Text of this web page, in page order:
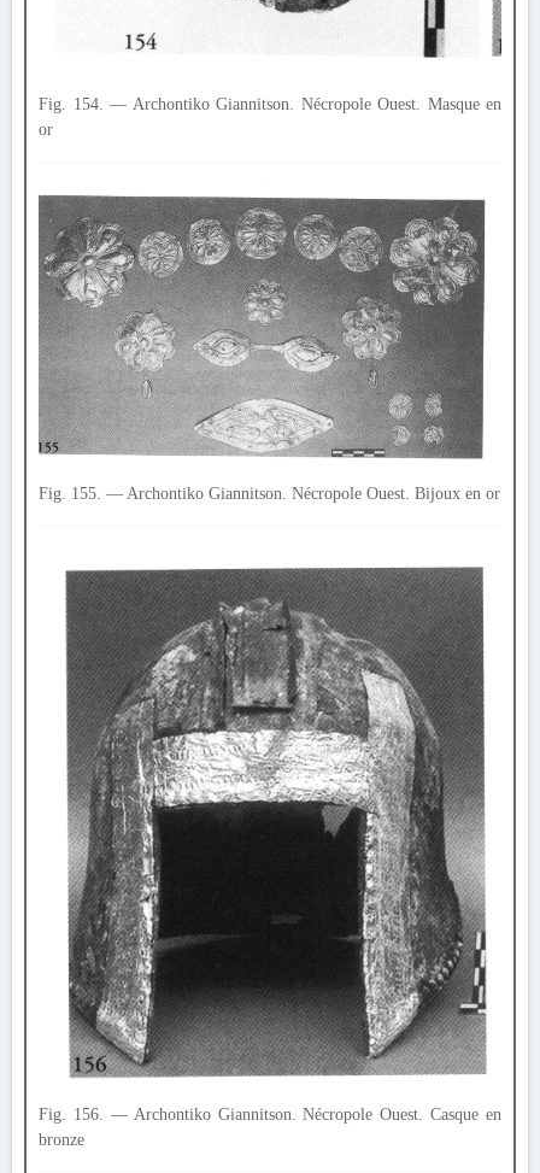
Fig. 154. — Archontiko Giannitson. Nécropole Ouest. Masque en
or
Fig. 155. — Archontiko Giannitson. Nécropole Ouest. Bijoux en or
Fig. 156. — Archontiko Giannitson. Nécropole Ouest. Casque en
bronze